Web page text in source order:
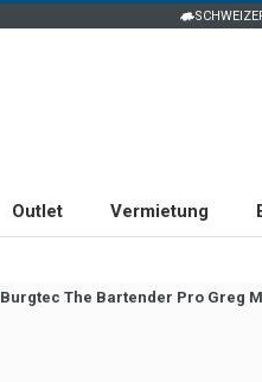
Outlet Vermietung
Burgtec The Bartender Pro Greg